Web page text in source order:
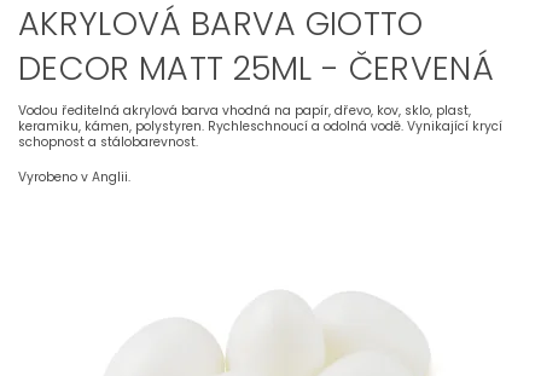
AKRYLOVÁ BARVA GIOTTO
DECOR MATT 25ML - ČERVENÁ
Vodou ředitelná akrylová barva vhodná na papír, dřevo, kov, sklo, plast,
keramiku, kámen, polystyren. Rychleschnoucí a odolná vodě. Vynikající krycí
schopnost a stálobarevnost.
Vyrobeno v Anglii.